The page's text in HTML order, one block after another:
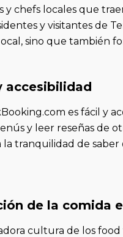
y chefs locales que
y visitantes de
sino que también
accesibilidad
es fácil y
y leer reseñas de
tranquilidad de saber
de la comida
cultura de los food